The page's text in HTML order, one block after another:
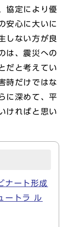
協定により優
安心に大いに
しない方が良
は、震災への
だと考えてい
時だけではな
に深めて、平
ければと思い
ナート形成
ートラ ル